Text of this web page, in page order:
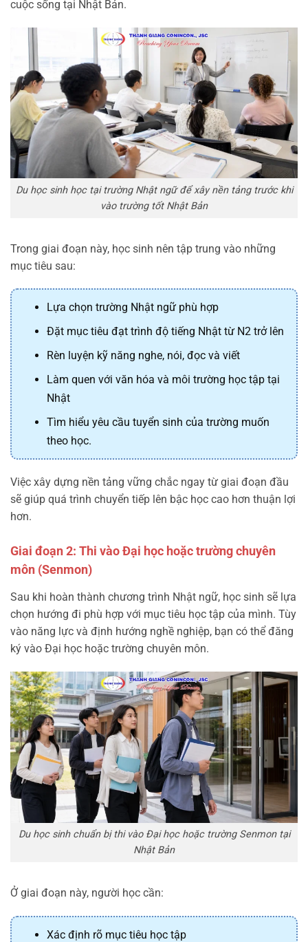
cuộc sống tại Nhật Bản.
Du học sinh học tại trường Nhật ngữ để xây nền tảng trước khi
vào trường tốt Nhật Bản
Trong giai đoạn này, học sinh nên tập trung vào những
mục tiêu sau:
Lựa chọn trường Nhật ngữ phù hợp
Đặt mục tiêu đạt trình độ tiếng Nhật từ N2 trở lên
Rèn luyện kỹ năng nghe, nói, đọc và viết
Làm quen với văn hóa và môi trường học tập tại
Nhật
Tìm hiểu yêu cầu tuyển sinh của trường muốn
theo học.
Việc xây dựng nền tảng vững chắc ngay từ giai đoạn đầu
sẽ giúp quá trình chuyển tiếp lên bậc học cao hơn thuận lợi
hơn.
Giai đoạn 2: Thi vào Đại học hoặc trường chuyên
môn (Senmon)
Sau khi hoàn thành chương trình Nhật ngữ, học sinh sẽ lựa
chọn hướng đi phù hợp với mục tiêu học tập của mình. Tùy
vào năng lực và định hướng nghề nghiệp, bạn có thể đăng
ký vào Đại học hoặc trường chuyên môn.
Du học sinh chuẩn bị thi vào Đại học hoặc trường Senmon tại
Nhật Bản
Ở giai đoạn này, người học cần:
Xác định rõ mục tiêu học tập